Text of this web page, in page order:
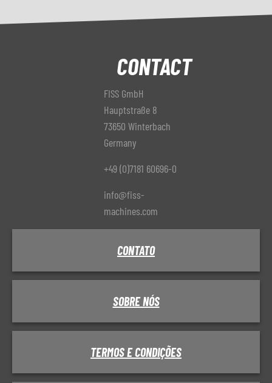
CONTACT
FISS GmbH
Hauptstraße 8
73650 Winterbach
Germany
+49 (0)7181 60696-0
info@fiss-
machines.com
CONTATO
SOBRE NÓS
TERMOS E CONDIÇÕES